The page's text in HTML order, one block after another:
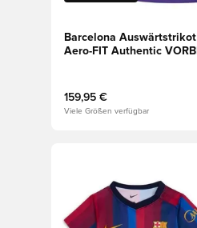
Barcelona
Aero-FIT Authentic
159,95 €
Viele Größen verfügbar
Öffnet ein neues